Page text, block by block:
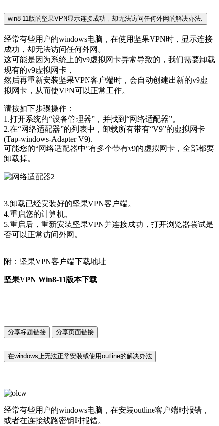
win8-11版的坚果VPN显示连接成功，却无法访问任何外网的解决办法.
经常有些用户的windows电脑，在使用坚果VPN时，显示连接
成功，却无法访问任何外网。
这可能是因为系统上的v9虚拟网卡异常导致的，我们需要卸载
现有的v9虚拟网卡，
然后再重新安装坚果VPN客户端时，会自动创建出新的v9虚
拟网卡，从而使VPN可以正常工作。
请按如下步骤操作：
1.打开系统的“设备管理器”，并找到“网络适配器”。
2.在“网络适配器”的列表中，卸载所有带有“V9”的虚拟网卡
(Tap-windows-Adapter V9).
可能您的“网络适配器中”有多个带有v9的虚拟网卡，全部都要
卸载掉。
3.卸载已经安装好的坚果VPN客户端。
4.重启您的计算机。
5.重启后，重新安装坚果VPN并连接成功，打开浏览器尝试是
否可以正常访问外网。
附：坚果VPN客户端下载地址
坚果VPN Win8-11版本下载
分享标题链接 分享页面链接
在windows上无法正常安装或使用outline的解决办法
经常有些用户的windows电脑，在安装outline客户端时报错，
或者在连接线路密钥时报错。